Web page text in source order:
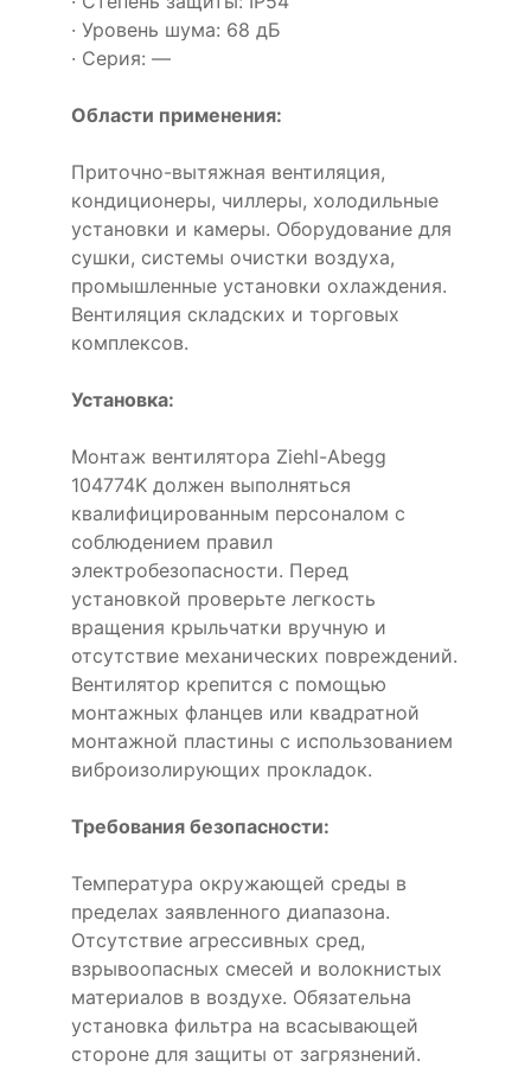
· Уровень шума: 68 дБ
· Серия: —
Области применения:
Приточно-вытяжная вентиляция,
кондиционеры, чиллеры, холодильные
установки и камеры. Оборудование для
сушки, системы очистки воздуха,
промышленные установки охлаждения.
Вентиляция складских и торговых
комплексов.
Установка:
Монтаж вентилятора Ziehl-Abegg
104774K должен выполняться
квалифицированным персоналом с
соблюдением правил
электробезопасности. Перед
установкой проверьте легкость
вращения крыльчатки вручную и
отсутствие механических повреждений.
Вентилятор крепится с помощью
монтажных фланцев или квадратной
монтажной пластины с использованием
виброизолирующих прокладок.
Требования безопасности:
Температура окружающей среды в
пределах заявленного диапазона.
Отсутствие агрессивных сред,
взрывоопасных смесей и волокнистых
материалов в воздухе. Обязательна
установка фильтра на всасывающей
стороне для защиты от загрязнений.